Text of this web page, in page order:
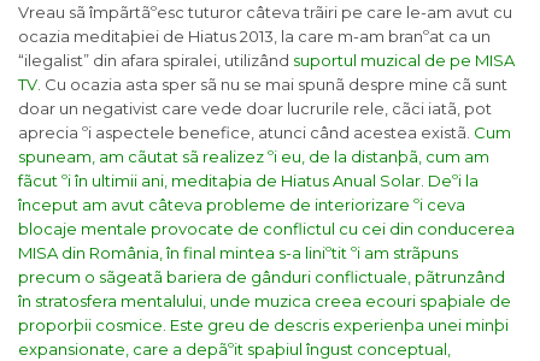
Vreau sã împãrtãºesc tuturor câteva trãiri pe care le-am avut cu
ocazia meditaþiei de Hiatus 2013, la care m-am branºat ca un
“ilegalist” din afara spiralei, utilizând suportul muzical de pe MISA
TV. Cu ocazia asta sper sã nu se mai spunã despre mine cã sunt
doar un negativist care vede doar lucrurile rele, cãci iatã, pot
aprecia ºi aspectele benefice, atunci când acestea existã. Cum
spuneam, am cãutat sã realizez ºi eu, de la distanþã, cum am
fãcut ºi în ultimii ani, meditaþia de Hiatus Anual Solar. Deºi la
început am avut câteva probleme de interiorizare ºi ceva
blocaje mentale provocate de conflictul cu cei din conducerea
MISA din România, în final mintea s-a liniºtit ºi am strãpuns
precum o sãgeatã bariera de gânduri conflictuale, pãtrunzând
în stratosfera mentalului, unde muzica creea ecouri spaþiale de
proporþii cosmice. Este greu de descris experienþa unei minþi
expansionate, care a depãºit spaþiul îngust conceptual,